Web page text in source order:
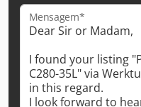
Mensagem*